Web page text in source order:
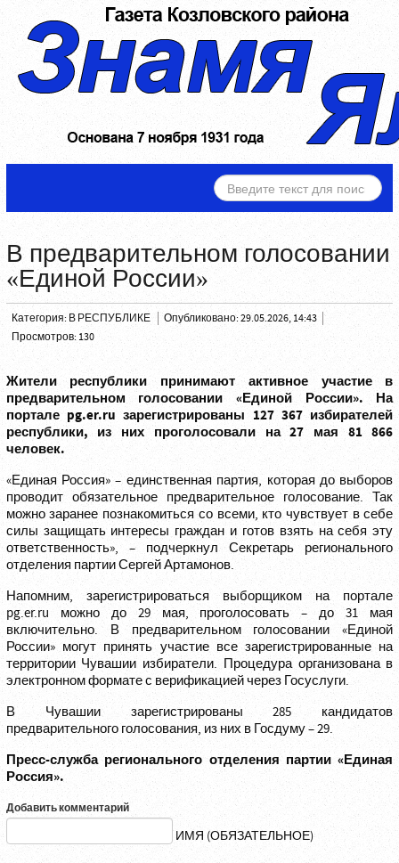
ИСКАТЬ...
В предварительном голосовании
«Единой России»
Категория: В РЕСПУБЛИКЕ
Опубликовано: 29.05.2026, 14:43
Просмотров: 130
Жители республики принимают активное участие в
предварительном голосовании «Единой России». На
портале pg.er.ru зарегистрированы 127 367 избирателей
республики, из них проголосовали на 27 мая 81 866
человек.
«Единая Россия» – единственная партия, которая до выборов
проводит обязательное предварительное голосование. Так
можно заранее познакомиться со всеми, кто чувствует в себе
силы защищать интересы граждан и готов взять на себя эту
ответственность», – подчеркнул Секретарь регионального
отделения партии Сергей Артамонов.
Напомним, зарегистрироваться выборщиком на портале
pg.er.ru можно до 29 мая, проголосовать – до 31 мая
включительно. В предварительном голосовании «Единой
России» могут принять участие все зарегистрированные на
территории Чувашии избиратели. Процедура организована в
электронном формате с верификацией через Госуслуги.
В Чувашии зарегистрированы 285 кандидатов
предварительного голосования, из них в Госдуму – 29.
Пресс-служба регионального отделения партии «Единая
Россия».
Добавить комментарий
ИМЯ (ОБЯЗАТЕЛЬНОЕ)